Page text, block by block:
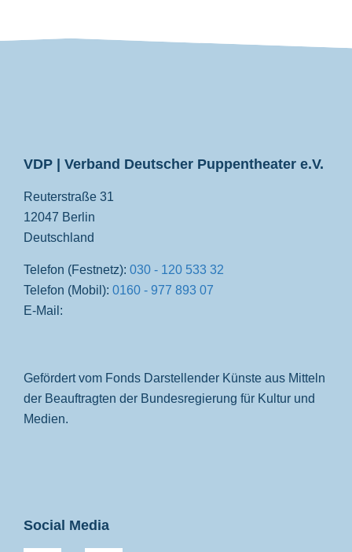
VDP | Verband Deutscher Puppentheater e.V.
Reuterstraße 31
12047 Berlin
Deutschland
Telefon (Festnetz): 030 - 120 533 32
Telefon (Mobil): 0160 - 977 893 07
E-Mail:
Gefördert vom Fonds Darstellender Künste aus Mitteln
der Beauftragten der Bundesregierung für Kultur und
Medien.
Social Media